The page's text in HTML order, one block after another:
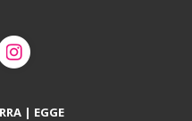
| EGGE